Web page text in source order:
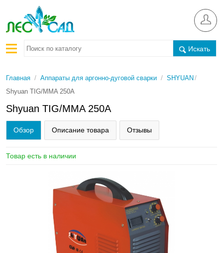
Искать
Главная / Аппараты для аргонно-дуговой сварки / SHYUAN /
Shyuan TIG/MMA 250A
Shyuan TIG/MMA 250A
Обзор Описание товара Отзывы
Товар есть в наличии